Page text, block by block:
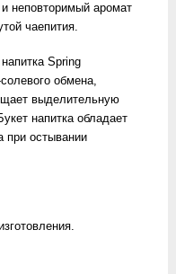
неповторимый аромат
чаепития.
Spring
обмена,
выделительную
напитка обладает
остывании